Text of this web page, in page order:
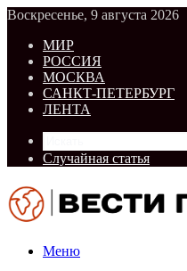
Воскресенье, 9 августа 2026
МИР
РОССИЯ
МОСКВА
САНКТ-ПЕТЕРБУРГ
ЛЕНТА
Случайная статья
Меню